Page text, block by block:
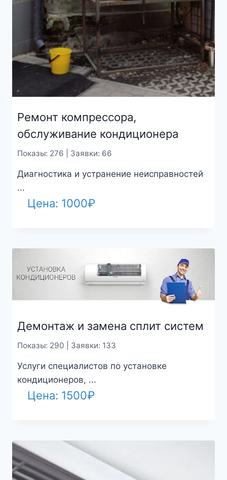
Ремонт компрессора,
обслуживание кондиционера
Показы: 276 | Заявки: 66
Диагностика и устранение неисправностей
...
Цена: 1000₽
Демонтаж и замена сплит систем
Показы: 290 | Заявки: 133
Услуги специалистов по установке
кондиционеров, ...
Цена: 1500₽